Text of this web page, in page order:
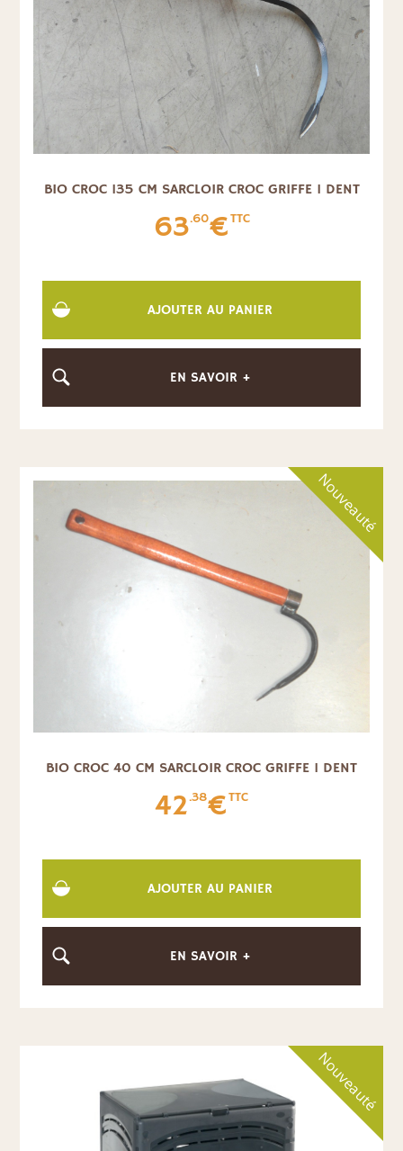
BIO CROC 135 CM SARCLOIR CROC GRIFFE 1 DENT
63.60€TTC
AJOUTER AU PANIER
EN SAVOIR +
Nouveauté
BIO CROC 40 CM SARCLOIR CROC GRIFFE 1 DENT
42.38€TTC
AJOUTER AU PANIER
EN SAVOIR +
Nouveauté